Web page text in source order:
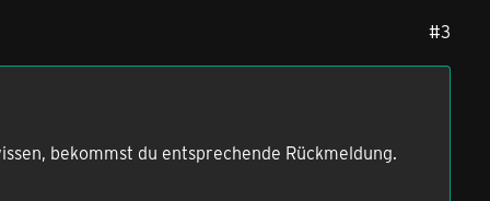
#3
bekommst du entsprechende Rückmeldung.